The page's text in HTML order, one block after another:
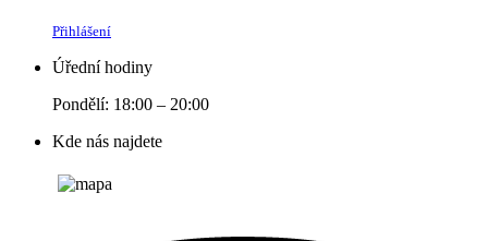
Přihlášení
Úřední hodiny
Pondělí: 18:00 – 20:00
Kde nás najdete